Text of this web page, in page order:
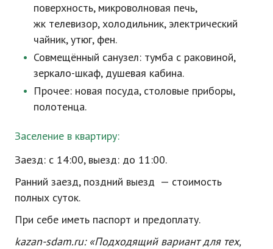
поверхность, микроволновая печь,
жк телевизор, холодильник, электрический
чайник, утюг, фен.
Совмещённый санузел: тумба с раковиной,
зеркало-шкаф, душевая кабина.
Прочее: новая посуда, столовые приборы,
полотенца.
Заселение в квартиру:
Заезд: с 14:00, выезд: до 11:00.
Ранний заезд, поздний выезд — стоимость
полных суток.
При себе иметь паспорт и предоплату.
kazan-sdam.ru: «Подходящий вариант для тех,